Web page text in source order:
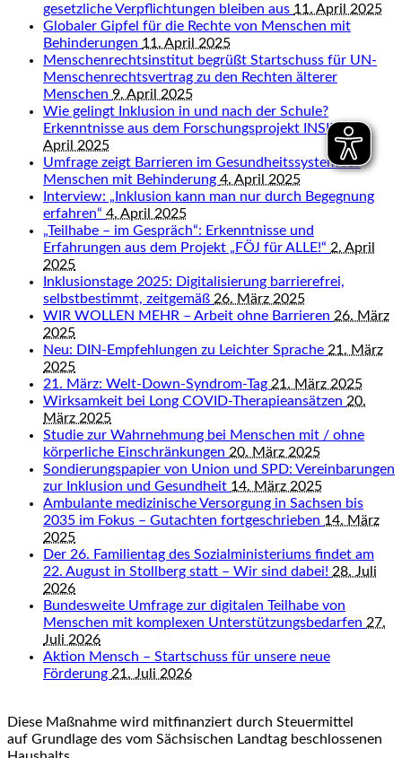
gesetzliche Verpflichtungen bleiben aus 11. April 2025
Globaler Gipfel für die Rechte von Menschen mit
Behinderungen 11. April 2025
Menschenrechtsinstitut begrüßt Startschuss für UN-
Menschenrechtsvertrag zu den Rechten älterer
Menschen 9. April 2025
Wie gelingt Inklusion in und nach der Schule?
Erkenntnisse aus dem Forschungsprojekt INSIDE9.
April 2025
Umfrage zeigt Barrieren im Gesundheitssystem für
Menschen mit Behinderung 4. April 2025
Interview: „Inklusion kann man nur durch Begegnung
erfahren“ 4. April 2025
„Teilhabe – im Gespräch“: Erkenntnisse und
Erfahrungen aus dem Projekt „FÖJ für ALLE!“ 2. April
2025
Inklusionstage 2025: Digitalisierung barrierefrei,
selbstbestimmt, zeitgemäß 26. März 2025
WIR WOLLEN MEHR – Arbeit ohne Barrieren 26. März
2025
Neu: DIN-Empfehlungen zu Leichter Sprache 21. März
2025
21. März: Welt-Down-Syndrom-Tag 21. März 2025
Wirksamkeit bei Long COVID-Therapieansätzen 20.
März 2025
Studie zur Wahrnehmung bei Menschen mit / ohne
körperliche Einschränkungen 20. März 2025
Sondierungspapier von Union und SPD: Vereinbarungen
zur Inklusion und Gesundheit 14. März 2025
Ambulante medizinische Versorgung in Sachsen bis
2035 im Fokus – Gutachten fortgeschrieben 14. März
2025
Der 26. Familientag des Sozialministeriums findet am
22. August in Stollberg statt – Wir sind dabei! 28. Juli
2026
Bundesweite Umfrage zur digitalen Teilhabe von
Menschen mit komplexen Unterstützungsbedarfen 27.
Juli 2026
Aktion Mensch – Startschuss für unsere neue
Förderung 21. Juli 2026
Diese Maßnahme wird mitfinanziert durch Steuermittel
auf Grundlage des vom Sächsischen Landtag beschlossenen